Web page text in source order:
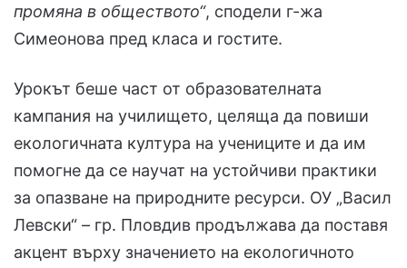
промяна в обществото“, сподели г-жа
Симеонова пред класа и гостите.
Урокът беше част от образователната
кампания на училището, целяща да повиши
екологичната култура на учениците и да им
помогне да се научат на устойчиви практики
за опазване на природните ресурси. ОУ „Васил
Левски“ – гр. Пловдив продължава да поставя
акцент върху значението на екологичното